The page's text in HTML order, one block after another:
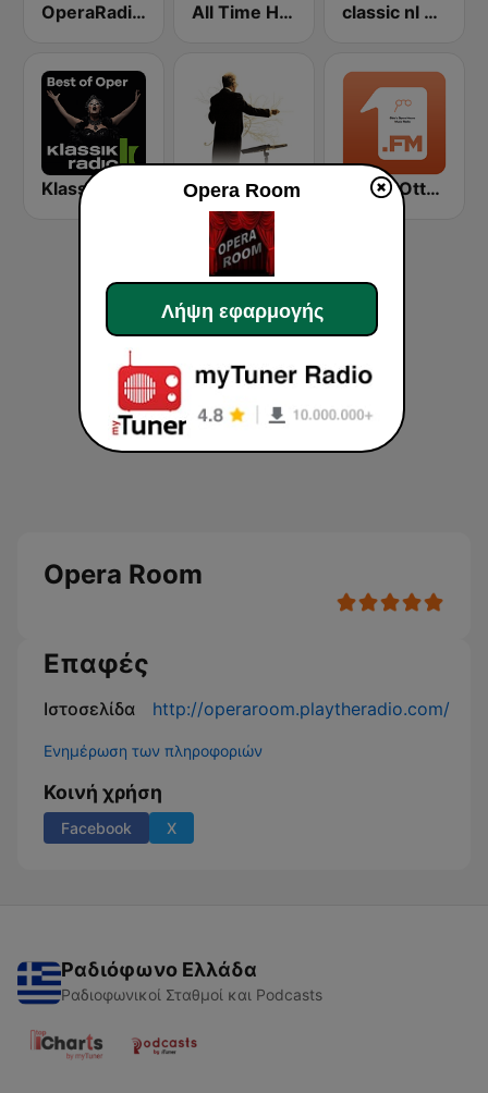
OperaRadio (MRG.fm) All Time Hits Radio Opera classic nl Opera
Bravo! Classical Music 1.FM - Otto's Opera
Opera Room
Επαφές
Ιστοσελίδα http://operaroom.playtheradio.com/
Ενημέρωση των πληροφοριών
Κοινή χρήση
Facebook X
Ραδιόφωνο Ελλάδα
Ραδιοφωνικοί Σταθμοί και Podcasts
Opera Room
Λήψη εφαρμογής